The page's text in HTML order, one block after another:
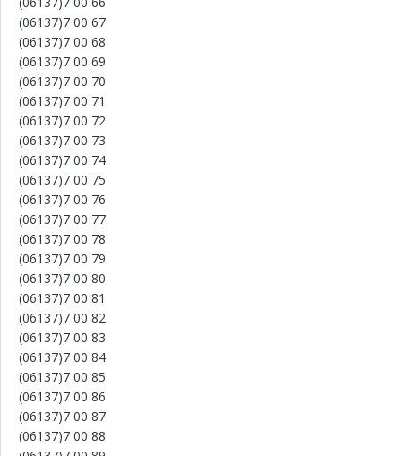
(06137)7 00 67
(06137)7 00 68
(06137)7 00 69
(06137)7 00 70
(06137)7 00 71
(06137)7 00 72
(06137)7 00 73
(06137)7 00 74
(06137)7 00 75
(06137)7 00 76
(06137)7 00 77
(06137)7 00 78
(06137)7 00 79
(06137)7 00 80
(06137)7 00 81
(06137)7 00 82
(06137)7 00 83
(06137)7 00 84
(06137)7 00 85
(06137)7 00 86
(06137)7 00 87
(06137)7 00 88